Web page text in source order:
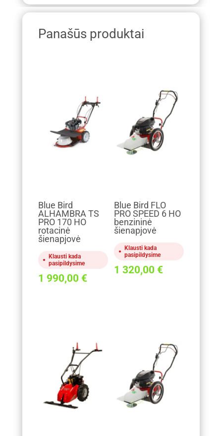
Panašūs produktai
Blue Bird
ALHAMBRA TS
PRO 170 HO
rotacinė
šienapjovė
Klausti kada
pasipildysime
1 990,00 €
Blue Bird FLO
PRO SPEED 6 HO
benzininė
šienapjovė
Klausti kada
pasipildysime
1 320,00 €